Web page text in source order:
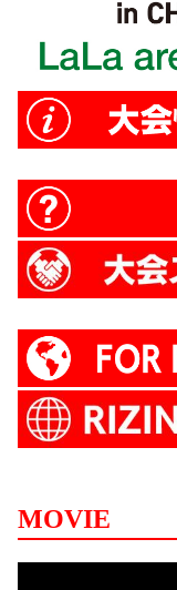
MOVIE